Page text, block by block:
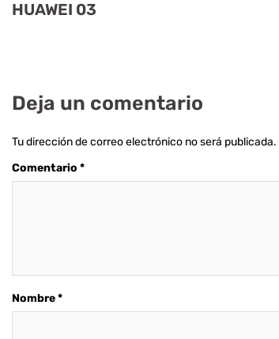
HUAWEI 03
Deja un comentario
Tu dirección de correo electrónico no será publicada.
Comentario *
Nombre*